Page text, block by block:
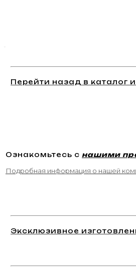
Перейти назад в каталог
Ознакомьтесь с нашими
Подробная информация о нашей
Эксклюзивное